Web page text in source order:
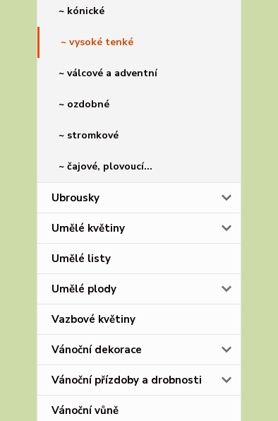
~ kónické
~ vysoké tenké
~ válcové a adventní
~ ozdobné
~ stromkové
~ čajové, plovoucí...
Ubrousky
Umělé květiny
Umělé listy
Umělé plody
Vazbové květiny
Vánoční dekorace
Vánoční přízdoby a drobnosti
Vánoční vůně